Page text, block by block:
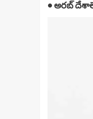
• అరబ్